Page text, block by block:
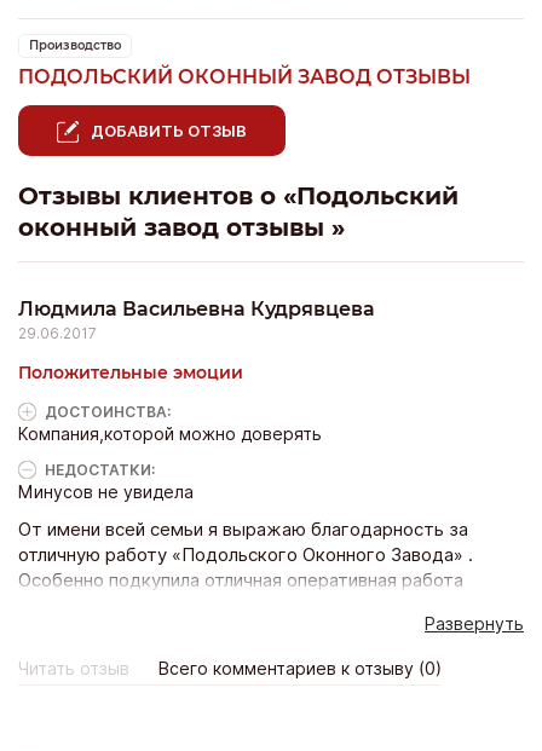
Производство
ПОДОЛЬСКИЙ ОКОННЫЙ ЗАВОД ОТЗЫВЫ
ДОБАВИТЬ ОТЗЫВ
Отзывы клиентов о «Подольский
оконный завод отзывы »
Людмила Васильевна Кудрявцева
29.06.2017
Положительные эмоции
ДОСТОИНCТВА:
Компания,которой можно доверять
НЕДОСТАТКИ:
Минусов не увидела
От имени всей семьи я выражаю благодарность за
отличную работу «Подольского Оконного Завода» .
Особенно подкупила отличная оперативная работа
дисциплинированность и тактичное отношение к
заказчикам. Мы желаем коллективу Подольский
оконный завод творческого подхода, успехов в нужном
Развернуть
Читать отзыв Всего комментариев к отзыву (0)